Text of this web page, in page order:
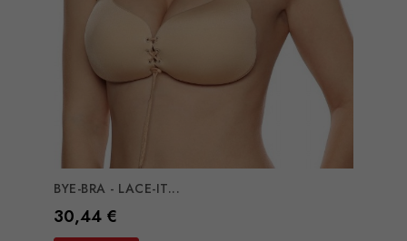
BYE-BRA - LACE-IT...
Preço
30,44 €